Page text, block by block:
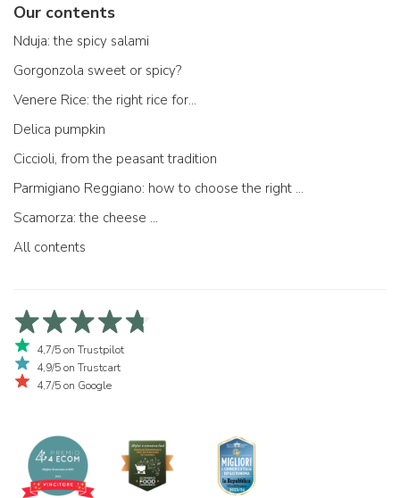
Our contents
Nduja: the spicy salami
Gorgonzola sweet or spicy?
Venere Rice: the right rice for...
Delica pumpkin
Ciccioli, from the peasant tradition
Parmigiano Reggiano: how to choose the right one
Scamorza: the cheese ...
All contents
4,7/5 on Trustpilot
4,9/5 on Trustcart
4,7/5 on Google